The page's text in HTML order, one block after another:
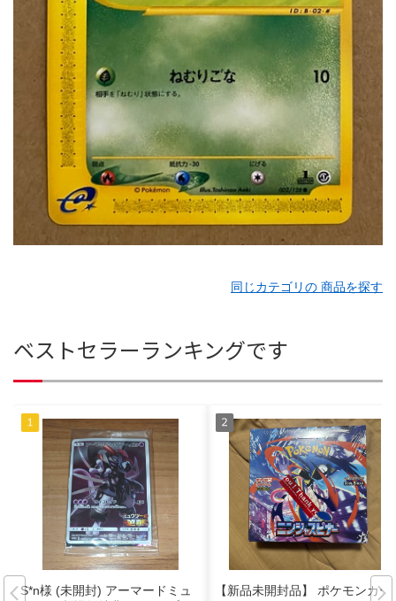
同じカテゴリの 商品を探す
ベストセラーランキングです
S*n様 (未開封) アーマードミュ
【新品未開封品】 ポケモンカー